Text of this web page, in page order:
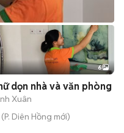
+2
6
dọn nhà và văn phòng
Xuân
(P. Diên Hồng mới)